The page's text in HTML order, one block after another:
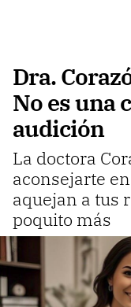
Dra.
No es una
audición
La doctora
aconsejarte
aquejan a tus
poquito más